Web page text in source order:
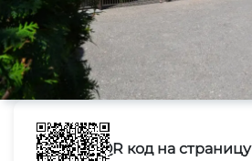
QR код на страницу